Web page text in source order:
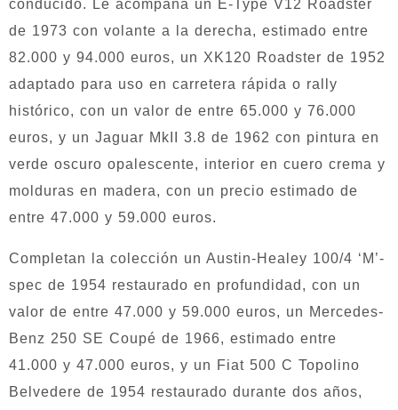
conducido. Le acompaña un E-Type V12 Roadster
de 1973 con volante a la derecha, estimado entre
82.000 y 94.000 euros, un XK120 Roadster de 1952
adaptado para uso en carretera rápida o rally
histórico, con un valor de entre 65.000 y 76.000
euros, y un Jaguar MkII 3.8 de 1962 con pintura en
verde oscuro opalescente, interior en cuero crema y
molduras en madera, con un precio estimado de
entre 47.000 y 59.000 euros.
Completan la colección un Austin-Healey 100/4 ‘M’-
spec de 1954 restaurado en profundidad, con un
valor de entre 47.000 y 59.000 euros, un Mercedes-
Benz 250 SE Coupé de 1966, estimado entre
41.000 y 47.000 euros, y un Fiat 500 C Topolino
Belvedere de 1954 restaurado durante dos años,